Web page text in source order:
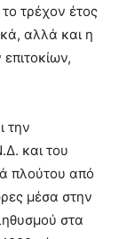
τρέχον έτος
αλλά και η
την
και του
πλούτου από
μέσα στην
στα